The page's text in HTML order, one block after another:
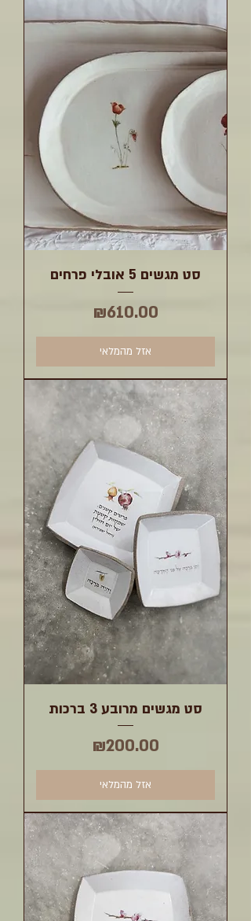
סט מגשים 5 אובלי פרחים
מחיר
₪610.00
אזל מהמלאי
סט מגשים מרובע 3 ברכות
מחיר
₪200.00
אזל מהמלאי